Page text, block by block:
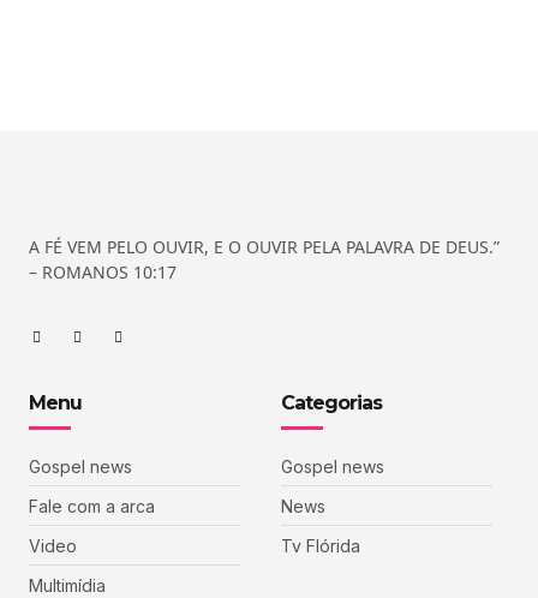
A FÉ VEM PELO OUVIR, E O OUVIR PELA PALAVRA DE DEUS.”
– ROMANOS 10:17
Menu
Gospel news
Fale com a arca
Video
Multimídia
Categorias
Gospel news
News
Tv Flórida